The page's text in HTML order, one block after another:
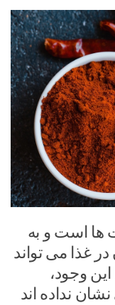
ها است و به
غذا می تواند
وجود،
نداده اند